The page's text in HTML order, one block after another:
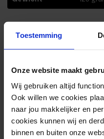
Toestemming
Onze website maakt
Wij gebruiken altijd
Ook willen we cookies
naar jou makkelijker en
cookies kunnen wij en
binnen en buiten onze
4.63 out of
Waarderin
g1uit
Pascal Van der meer